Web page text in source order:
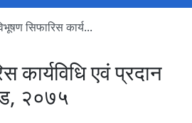
सिफारिस कार्य...
कार्यविधि एवं प्रदान
२०७५